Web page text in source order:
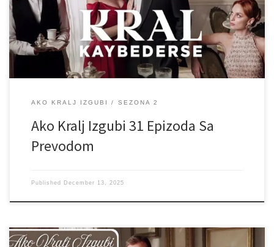
AKO KRALJ IZGUBI SEZONA 2
Ako Kralj Izgubi 31 Epizoda Sa
Prevodom
Published December 13, 2025